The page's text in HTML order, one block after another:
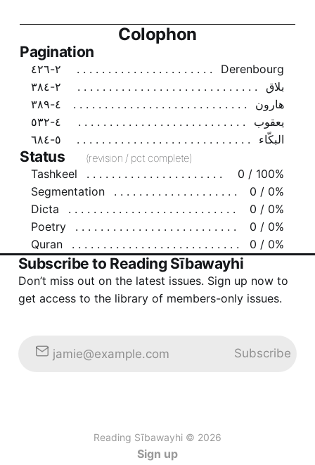
Colophon
Pagination
Derenbourg
٢-٤٢٦
بلاق
٢-٣٨٤
هارون
٤-٣٨٩
يعقوب
٤-٥٣٢
البكّاء
٥-٦٨٤
Status (revision / pct complete)
Tashkeel
0 / 100%
Segmentation
0 / 0%
Dicta
0 / 0%
Poetry
0 / 0%
Quran
0 / 0%
Subscribe to Reading Sībawayhi
Don’t miss out on the latest issues. Sign up now to
get access to the library of members-only issues.
jamie@example.com Subscribe
Reading Sībawayhi © 2026
Sign up